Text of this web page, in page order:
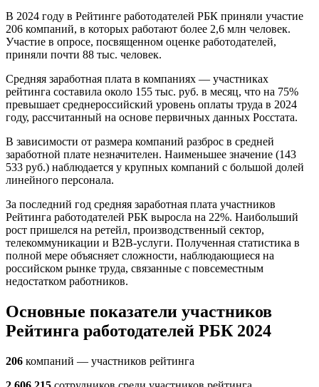
В 2024 году в Рейтинге работодателей РБК приняли участие
206 компаний, в которых работают более 2,6 млн человек.
Участие в опросе, посвященном оценке работодателей,
приняли почти 88 тыс. человек.
Средняя заработная плата в компаниях — участниках
рейтинга составила около 155 тыс. руб. в месяц, что на 75%
превышает среднероссийский уровень оплаты труда в 2024
году, рассчитанный на основе первичных данных Росстата.
В зависимости от размера компаний разброс в средней
заработной плате незначителен. Наименьшее значение (143
533 руб.) наблюдается у крупных компаний с большой долей
линейного персонала.
За последний год средняя заработная плата участников
Рейтинга работодателей РБК выросла на 22%. Наибольший
рост пришелся на ретейл, производственный сектор,
телекоммуникации и B2B-услуги. Полученная статистика в
полной мере объясняет сложности, наблюдающиеся на
российском рынке труда, связанные с повсеместным
недостатком работников.
Основные показатели участников
Рейтинга работодателей РБК 2024
206 компаний — участников рейтинга